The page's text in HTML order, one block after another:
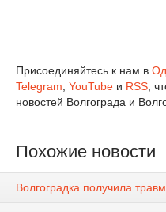
Присоединяйтесь к нам в
Telegram YouTube и RSS ,
новостей Волгограда и
Похожие новости
Волгоградка получила